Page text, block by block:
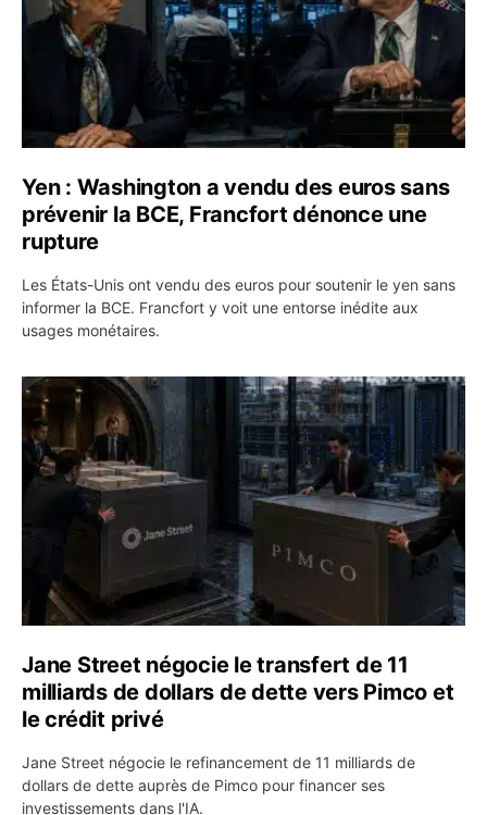
Yen : Washington a vendu des euros sans
prévenir la BCE, Francfort dénonce une
rupture
Les États-Unis ont vendu des euros pour soutenir le yen sans
informer la BCE. Francfort y voit une entorse inédite aux
usages monétaires.
Jane Street négocie le transfert de 11 milliards de
Jane Street négocie le transfert de 11
milliards de dollars de dette vers Pimco et
le crédit privé
Jane Street négocie le refinancement de 11 milliards de
dollars de dette auprès de Pimco pour financer ses
investissements dans l'IA.